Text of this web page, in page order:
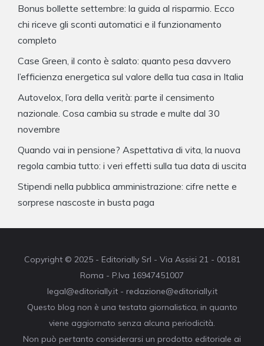
Bonus bollette settembre: la guida al risparmio. Ecco
chi riceve gli sconti automatici e il funzionamento
completo
Case Green, il conto è salato: quanto pesa davvero
l’efficienza energetica sul valore della tua casa in Italia
Autovelox, l’ora della verità: parte il censimento
nazionale. Cosa cambia su strade e multe dal 30
novembre
Quando vai in pensione? Aspettativa di vita, la nuova
regola cambia tutto: i veri effetti sulla tua data di uscita
Stipendi nella pubblica amministrazione: cifre nette e
sorprese nascoste in busta paga
Copyright © 2025 - Editorially Srl - Via Assisi 21 - 00181
Roma - P.Iva 16947451007
legal@editorially.it - redazione@editorially.it
Questo blog non è una testata giornalistica, in quanto
viene aggiornato senza alcuna periodicità.
Non può pertanto considerarsi un prodotto editoriale ai